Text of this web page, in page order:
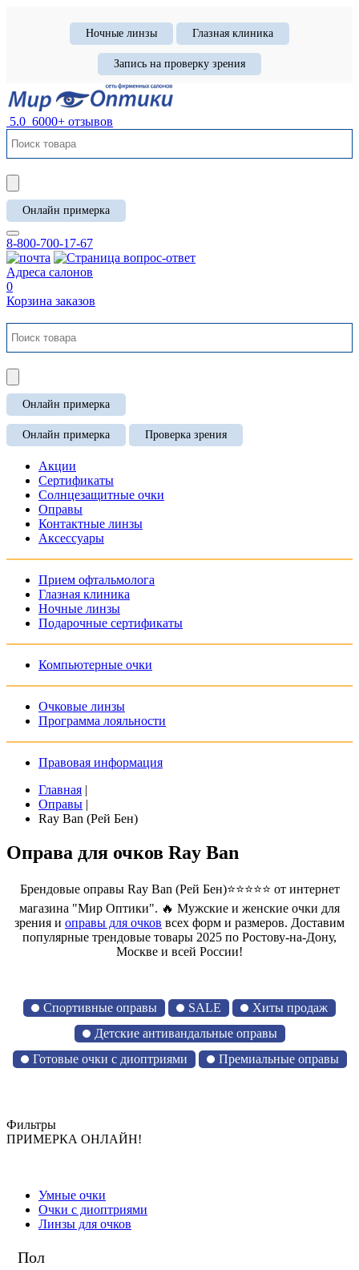
Ночные линзы Глазная клиника
Запись на проверку зрения
5.0 6000+ отзывов
Онлайн примерка
8-800-700-17-67
Адреса салонов
0
Корзина заказов
Онлайн примерка
Онлайн примерка Проверка зрения
Акции
Сертификаты
Солнцезащитные очки
Оправы
Контактные линзы
Аксессуары
Прием офтальмолога
Глазная клиника
Ночные линзы
Подарочные сертификаты
Компьютерные очки
Очковые линзы
Программа лояльности
Правовая информация
Главная |
Оправы |
Ray Ban (Рей Бен)
Оправа для очков Ray Ban
Брендовые оправы Ray Ban (Рей Бен)⭐⭐⭐⭐⭐ от интернет
магазина "Мир Оптики". 🔥 Мужские и женские очки для
зрения и оправы для очков всех форм и размеров. Доставим
популярные трендовые товары 2025 по Ростову-на-Дону,
Москве и всей России!
Спортивные оправы SALE
Хиты продаж
Детские антивандальные оправы
Готовые очки с диоптриями
Премиальные оправы
Фильтры
ПРИМЕРКА ОНЛАЙН!
Умные очки
Очки с диоптриями
Линзы для очков
Пол